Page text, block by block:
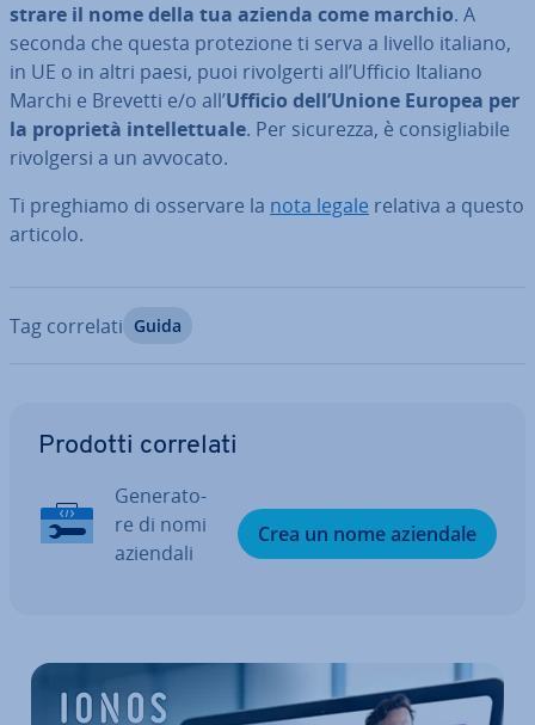
stra­re il nome della tua azienda come marchio. A
seconda che questa pro­te­zio­ne ti serva a livello italiano,
in UE o in altri paesi, puoi ri­vol­ger­ti all’Ufficio Italiano
Marchi e Brevetti e/o all’Ufficio dell’Unione Europea per
la proprietà in­tel­let­tua­le. Per sicurezza, è con­si­glia­bi­le
ri­vol­ger­si a un avvocato.
Ti preghiamo di osservare la nota legale relativa a questo
articolo.
Tag correlati Guida
Prodotti correlati
Ge­ne­ra­to­
re di nomi
aziendali
Crea un nome aziendale